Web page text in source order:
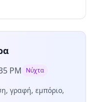
PM Νύχτα
γραφή, εμπόριο,